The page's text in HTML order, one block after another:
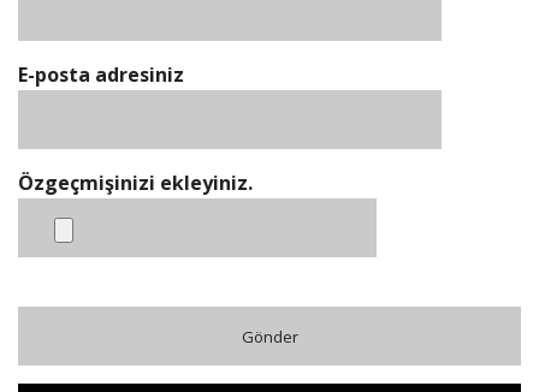
E-posta adresiniz
Özgeçmişinizi ekleyiniz.